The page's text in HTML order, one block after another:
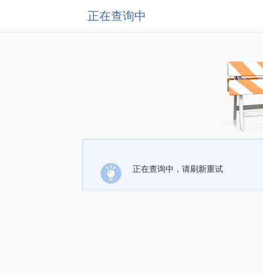
正在查询中
正在查询中，请刷新重试